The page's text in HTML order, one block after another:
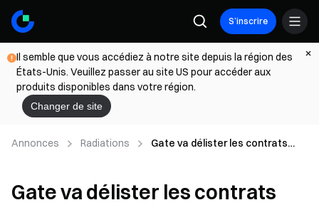
S’inscrire
Il semble que vous accédiez à notre site depuis la région des
États-Unis. Veuillez passer au site US pour accéder aux
produits disponibles dans votre région.
Changer de site
Annonces Radiations
Gate va délister les contrats
tokens
Gate va délister les contrats